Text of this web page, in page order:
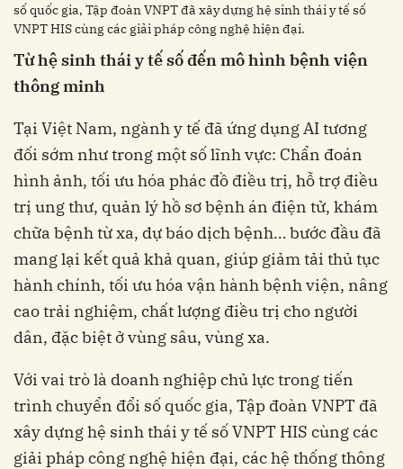
số quốc gia, Tập đoàn VNPT đã xây dựng hệ sinh thái y tế số
VNPT HIS cùng các giải pháp công nghệ hiện đại.
Từ hệ sinh thái y tế số đến mô hình bệnh viện
thông minh
Tại Việt Nam, ngành y tế đã ứng dụng AI tương
đối sớm như trong một số lĩnh vực: Chẩn đoán
hình ảnh, tối ưu hóa phác đồ điều trị, hỗ trợ điều
trị ung thư, quản lý hồ sơ bệnh án điện tử, khám
chữa bệnh từ xa, dự báo dịch bệnh… bước đầu đã
mang lại kết quả khả quan, giúp giảm tải thủ tục
hành chính, tối ưu hóa vận hành bệnh viện, nâng
cao trải nghiệm, chất lượng điều trị cho người
dân, đặc biệt ở vùng sâu, vùng xa.
Với vai trò là doanh nghiệp chủ lực trong tiến
trình chuyển đổi số quốc gia, Tập đoàn VNPT đã
xây dựng hệ sinh thái y tế số VNPT HIS cùng các
giải pháp công nghệ hiện đại, các hệ thống thông